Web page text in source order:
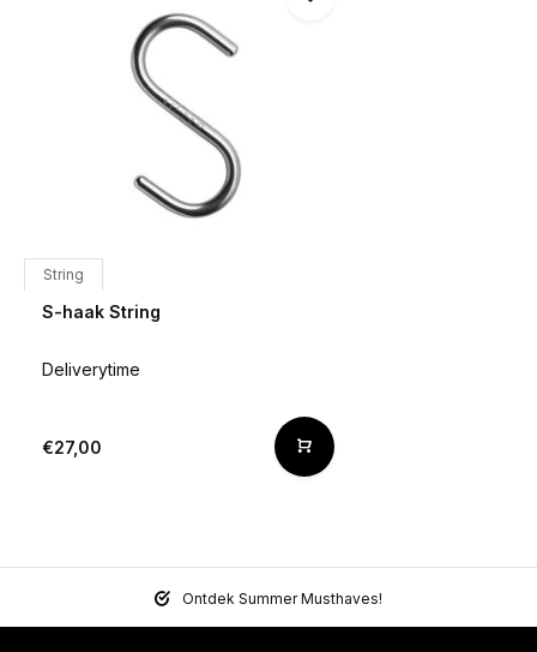
String
S-haak String
Deliverytime
€27,00
Ontdek Summer Musthaves!